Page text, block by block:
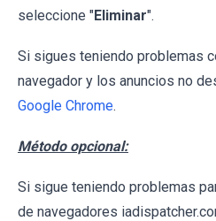
seleccione "Eliminar".
Si sigues teniendo problemas
navegador y los anuncios no
Google Chrome.
Método opcional:
Si sigue teniendo problemas
de navegadores